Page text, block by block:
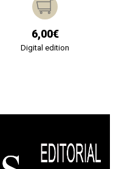
6,00€
Digital edition